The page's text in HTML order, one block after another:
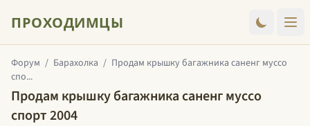
ПРОХОДИМЦЫ
Форум / Барахолка / Продам крышку багажника саненг муссо
спо...
Продам крышку багажника саненг муссо
спорт 2004